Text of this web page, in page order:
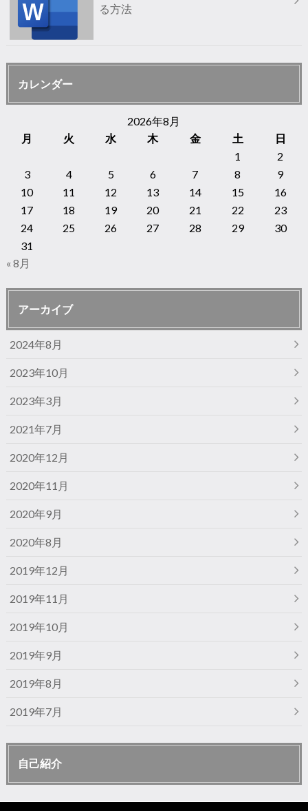
る方法
カレンダー
2026年8月
月
火 水 木 金 土
日
1
2
3
4 5 6 7 8
9
10
11 12 13 14 15
16
17
18 19 20 21 22
23
24
25 26 27 28 29
30
31
« 8月
アーカイブ
2024年8月
2023年10月
2023年3月
2021年7月
2020年12月
2020年11月
2020年9月
2020年8月
2019年12月
2019年11月
2019年10月
2019年9月
2019年8月
2019年7月
自己紹介